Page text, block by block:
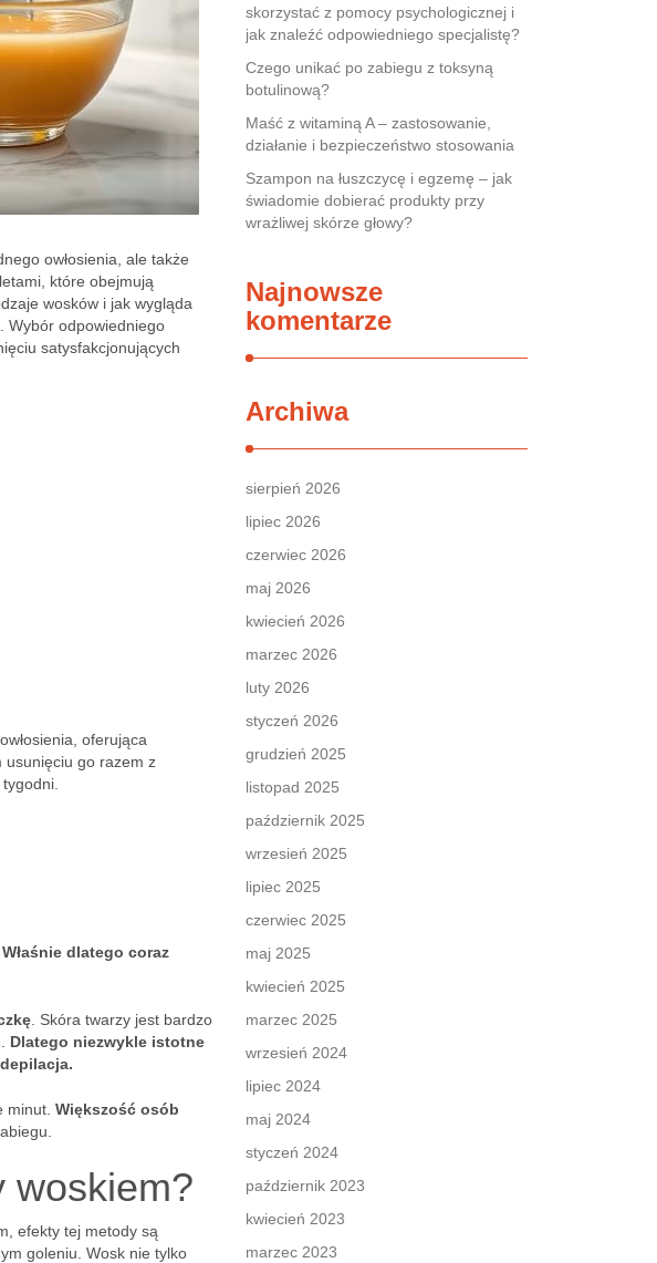
owłosienia, ale także
które obejmują
wosków i jak wygląda
Wybór odpowiedniego
satysfakcjonujących
oferująca
usunięciu go razem z
Właśnie dlatego coraz
. Skóra twarzy jest bardzo
Dlatego niezwykle istotne
minut. Większość osób
woskiem?
efekty tej metody są
goleniu. Wosk nie tylko
skorzystać z pomocy psychologicznej i
jak znaleźć odpowiedniego specjalistę?
Czego unikać po zabiegu z toksyną
botulinową?
Maść z witaminą A – zastosowanie,
działanie i bezpieczeństwo stosowania
Szampon na łuszczycę i egzemę – jak
świadomie dobierać produkty przy
wrażliwej skórze głowy?
Najnowsze
komentarze
Archiwa
sierpień 2026
lipiec 2026
czerwiec 2026
maj 2026
kwiecień 2026
marzec 2026
luty 2026
styczeń 2026
grudzień 2025
listopad 2025
październik 2025
wrzesień 2025
lipiec 2025
czerwiec 2025
maj 2025
kwiecień 2025
marzec 2025
wrzesień 2024
lipiec 2024
maj 2024
styczeń 2024
październik 2023
kwiecień 2023
marzec 2023